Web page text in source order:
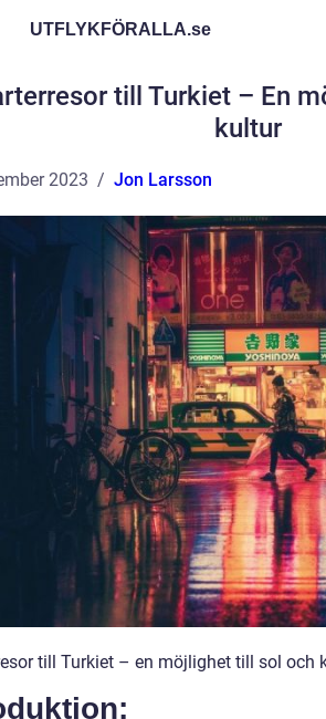
UTFLYKFÖRALLA.se
till Turkiet – En
kultur
2023 Jon Larsson
till Turkiet – en möjlighet till sol och